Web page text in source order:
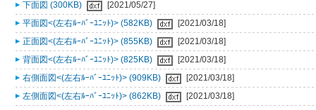
下面図 (300KB)
[2021/05/27]
平面図<(左右ﾙｰﾊﾞｰﾕﾆｯﾄ)> (582KB)
[2021/03/18]
正面図<(左右ﾙｰﾊﾞｰﾕﾆｯﾄ)> (855KB)
[2021/03/18]
背面図<(左右ﾙｰﾊﾞｰﾕﾆｯﾄ)> (825KB)
[2021/03/18]
右側面図<(左右ﾙｰﾊﾞｰﾕﾆｯﾄ)> (909KB)
[2021/03/18]
左側面図<(左右ﾙｰﾊﾞｰﾕﾆｯﾄ)> (862KB)
[2021/03/18]